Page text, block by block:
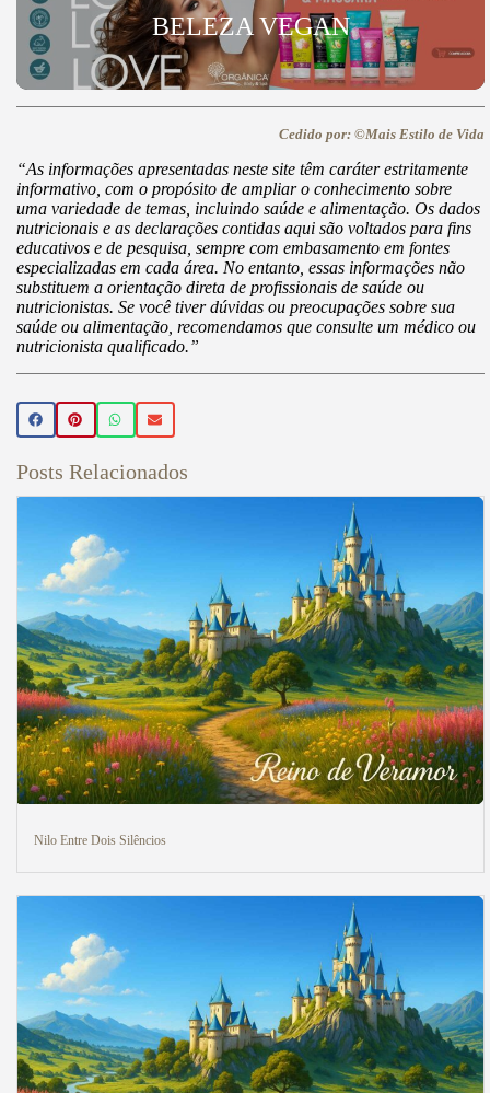
BELEZA VEGAN
Cedido por: ©Mais Estilo de Vida
“As informações apresentadas neste site têm caráter estritamente
informativo, com o propósito de ampliar o conhecimento sobre
uma variedade de temas, incluindo saúde e alimentação. Os dados
nutricionais e as declarações contidas aqui são voltados para fins
educativos e de pesquisa, sempre com embasamento em fontes
especializadas em cada área. No entanto, essas informações não
substituem a orientação direta de profissionais de saúde ou
nutricionistas. Se você tiver dúvidas ou preocupações sobre sua
saúde ou alimentação, recomendamos que consulte um médico ou
nutricionista qualificado.”
Posts Relacionados
Nilo Entre Dois Silêncios